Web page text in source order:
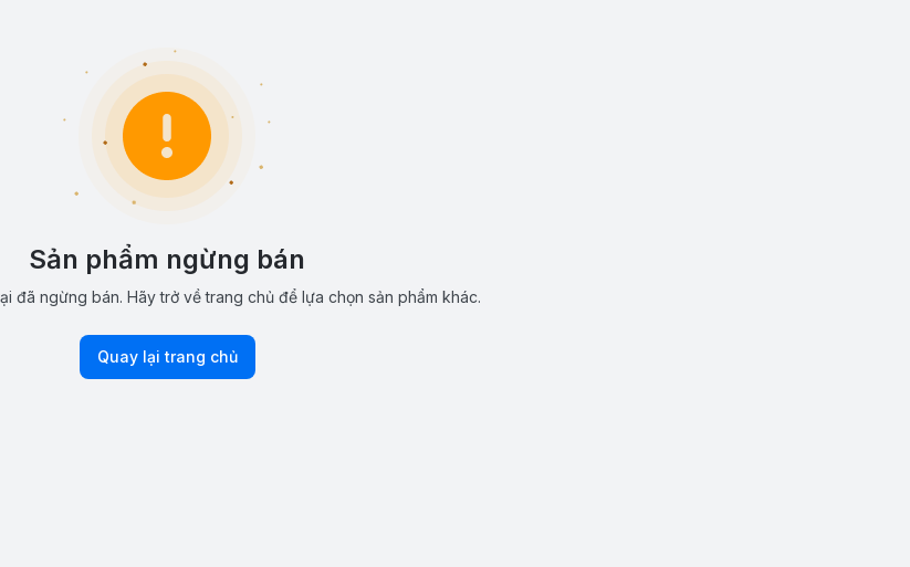
Sản phẩm ngừng bán
đã ngừng bán. Hãy trở về trang chủ để lựa chọn sản phẩm khác.
Quay lại trang chủ